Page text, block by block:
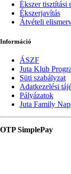
Ékszer tisztítási
Ékszerjavítás
Átvételi
Információ
ÁSZF
Juta Klub
Süti szabályzat
Adatkezelési
Pályázatok
Juta Family
OTP SimplePay